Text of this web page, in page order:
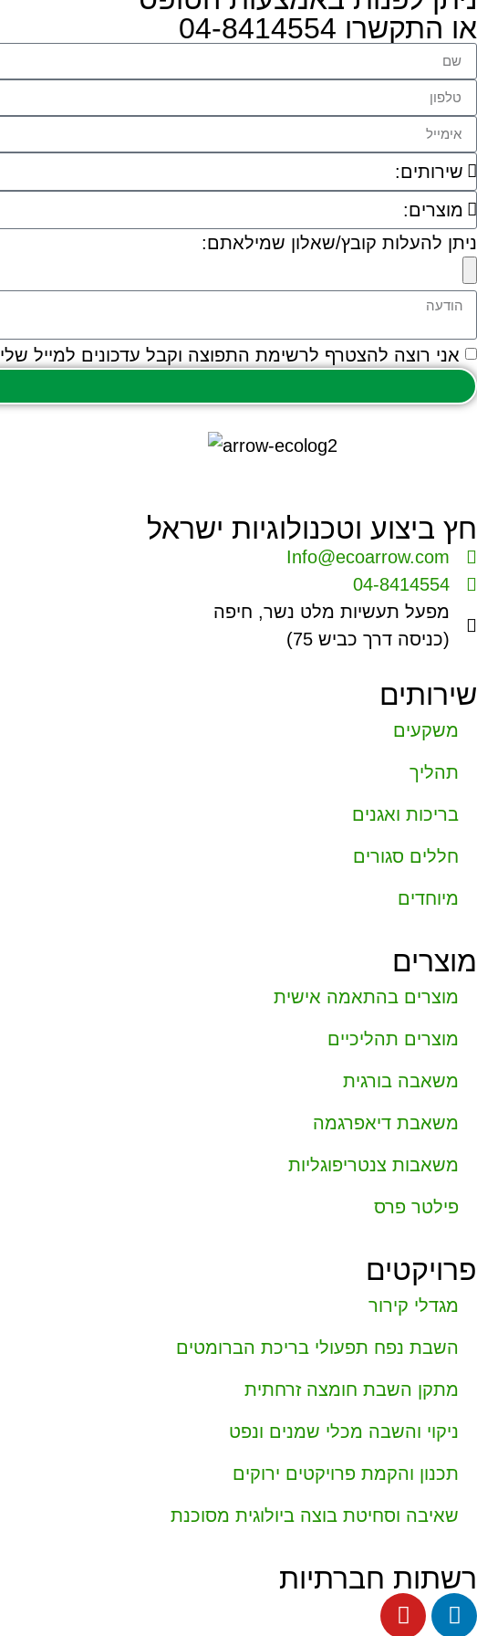
או התקשרו 04-8414554
ניתן להעלות קובץ/שאלון שמילאתם:
אני רוצה להצטרף לרשימת התפוצה וקבל עדכונים למייל שלי
חץ ביצוע וטכנולוגיות ישראל
Info@ecoarrow.com
04-8414554
מפעל תעשיות מלט נשר, חיפה
(כניסה דרך כביש 75)
שירותים
משקעים
תהליך
בריכות ואגנים
חללים סגורים
מיוחדים
מוצרים
מוצרים בהתאמה אישית
מוצרים תהליכיים
משאבה בורגית
משאבת דיאפרגמה
משאבות צנטריפוגליות
פילטר פרס
פרויקטים
מגדלי קירור
השבת נפח תפעולי בריכת הברומטים
מתקן השבת חומצה זרחתית
ניקוי והשבה מכלי שמנים ונפט
תכנון והקמת פרויקטים ירוקים
שאיבה וסחיטת בוצה ביולוגית מסוכנת
רשתות חברתיות